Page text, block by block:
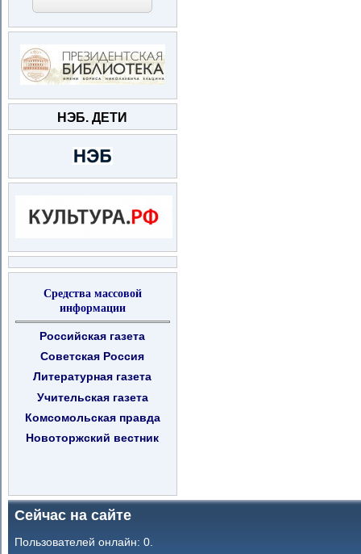
НЭБ. ДЕТИ
Средства массовой
информации
Российская газета
Советская Россия
Литературная газета
Учительская газета
Комсомольская правда
Новоторжский вестник
Сейчас на сайте
Пользователей онлайн: 0.